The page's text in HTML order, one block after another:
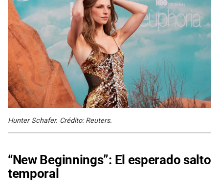
Hunter Schafer. Crédito: Reuters.
“New Beginnings”: El esperado salto
temporal